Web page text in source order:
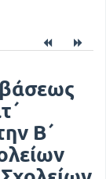
Β΄